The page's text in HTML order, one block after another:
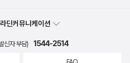
딘커뮤니케이션
신자 부담) 1544-2514